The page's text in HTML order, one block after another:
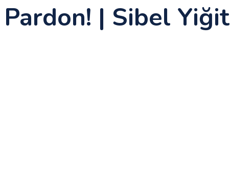
Pardon! | Sibel Yiğit